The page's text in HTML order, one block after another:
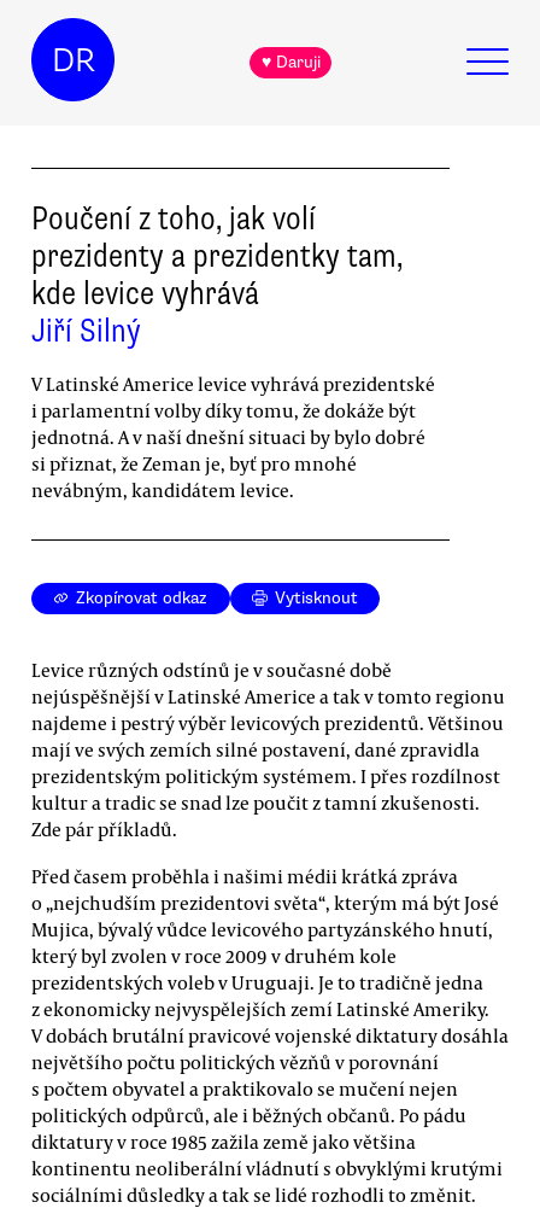
DR ♥ Daruji
Poučení z toho, jak volí
prezidenty a prezidentky tam,
kde levice vyhrává
Jiří Silný
V Latinské Americe levice vyhrává prezidentské
i parlamentní volby díky tomu, že dokáže být
jednotná. A v naší dnešní situaci by bylo dobré
si přiznat, že Zeman je, byť pro mnohé
nevábným, kandidátem levice.
Zkopírovat odkaz Vytisknout
Levice různých odstínů je v současné době
nejúspěšnější v Latinské Americe a tak v tomto regionu
najdeme i pestrý výběr levicových prezidentů. Většinou
mají ve svých zemích silné postavení, dané zpravidla
prezidentským politickým systémem. I přes rozdílnost
kultur a tradic se snad lze poučit z tamní zkušenosti.
Zde pár příkladů.
Před časem proběhla i našimi médii krátká zpráva
o „nejchudším prezidentovi světa“, kterým má být José
Mujica, bývalý vůdce levicového partyzánského hnutí,
který byl zvolen v roce 2009 v druhém kole
prezidentských voleb v Uruguaji. Je to tradičně jedna
z ekonomicky nejvyspělejších zemí Latinské Ameriky.
V dobách brutální pravicové vojenské diktatury dosáhla
největšího počtu politických vězňů v porovnání
s počtem obyvatel a praktikovalo se mučení nejen
politických odpůrců, ale i běžných občanů. Po pádu
diktatury v roce 1985 zažila země jako většina
kontinentu neoliberální vládnutí s obvyklými krutými
sociálními důsledky a tak se lidé rozhodli to změnit.